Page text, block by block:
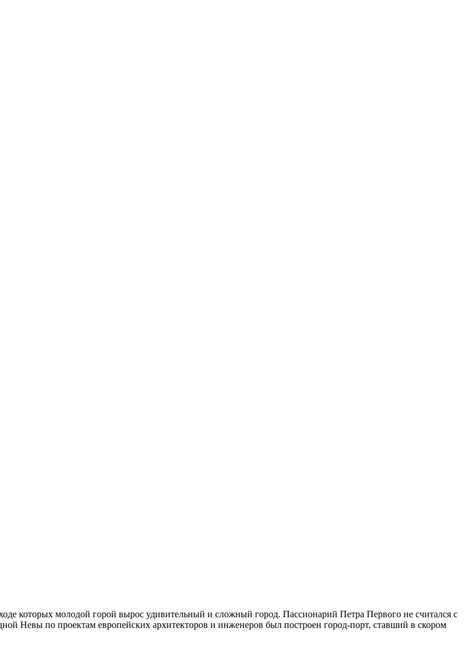
которых молодой горой вырос удивительный и сложный город. Пассионарий Петра Первого не считался с
Невы по проектам европейских архитекторов и инженеров был построен город-порт, ставший в скором